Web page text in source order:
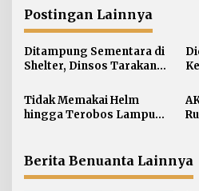
g
a
s
i
o
Postingan Lainnya
Ditampung Sementara di
Shelter, Dinsos Tarakan
Pekerja Asal Jawa Barat
Tidak Memakai Helm
hingga Terobos Lampu
Tarakan
Berita Benuanta Lainnya